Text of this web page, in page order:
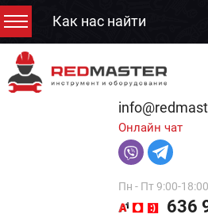
Как нас найти
Онлайн чат
Пн - Пт 9:00-18:00
636